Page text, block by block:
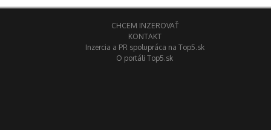
CHCEM INZEROVAŤ
KONTAKT
Inzercia a PR spolupráca na Top5.sk
O portáli Top5.sk